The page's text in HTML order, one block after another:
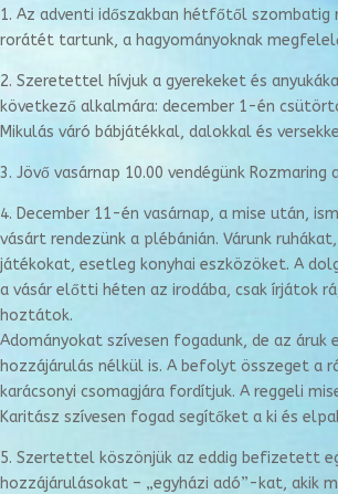
1. Az adventi időszakban hétfőtől
rorátét tartunk, a hagyományoknak
2. Szeretettel hívjuk a gyerekeket és
következő alkalmára: december 1-én
Mikulás váró bábjátékkal, dalokkal és
3. Jövő vasárnap 10.00 vendégünk
4. December 11-én vasárnap, a mise után,
vásárt rendezünk a plébánián. Várunk
játékokat, esetleg konyhai eszközöket. A
a vásár előtti héten az irodába, csak írjátok
hoztátok.
Adományokat szívesen fogadunk, de az áruk
hozzájárulás nélkül is. A befolyt összeget a
karácsonyi csomagjára fordítjuk. A reggeli
Karitász szívesen fogad segítőket a ki és
5. Szertettel köszönjük az eddig befizetett
hozzájárulásokat – „egyházi adó”-kat, akik